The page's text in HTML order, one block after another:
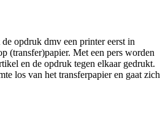
opdruk dmv een printer eerst in
(transfer)papier. Met een pers worden
en de opdruk tegen elkaar gedrukt.
los van het transferpapier en gaat zich